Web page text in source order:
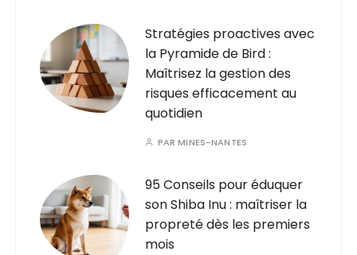
Stratégies proactives avec
la Pyramide de Bird :
Maîtrisez la gestion des
risques efficacement au
quotidien
PARMINES-NANTES
95 Conseils pour éduquer
son Shiba Inu : maîtriser la
propreté dès les premiers
mois